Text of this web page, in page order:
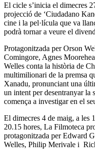
El cicle s’inicia el dimecres
projecció de ‘Ciudadano
cine i la pel·lícula que va
podrà tornar a veure el
Protagonitzada per Orson
Comingore, Agnes
Welles conta la història de
multimilionari de la premsa
Xanadu, pronunciant una
un intent per desentranyar la
comença a investigar en el
El dimecres 4 de maig, a les
20.15 hores, La Filmoteca
protagonitzada per Edward
Welles, Philip Merivale i